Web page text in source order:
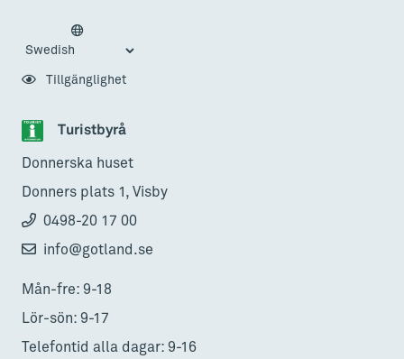
Turistbyrå
Donnerska huset
Donners plats 1, Visby
0498-20 17 00
info@gotland.se
Mån-fre: 9-18
Lör-sön: 9-17
Telefontid alla dagar: 9-16
Tillgänglighet